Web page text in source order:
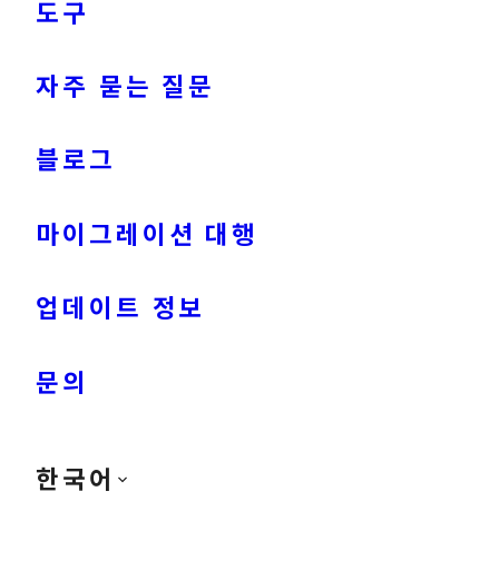
도구
자주 묻는 질문
블로그
마이그레이션 대행
업데이트 정보
문의
한국어